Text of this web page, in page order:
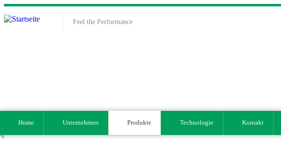
Direkt zum Inhalt
Feel the Performance
Home Unternehmen Produkte Technologie Kontakt